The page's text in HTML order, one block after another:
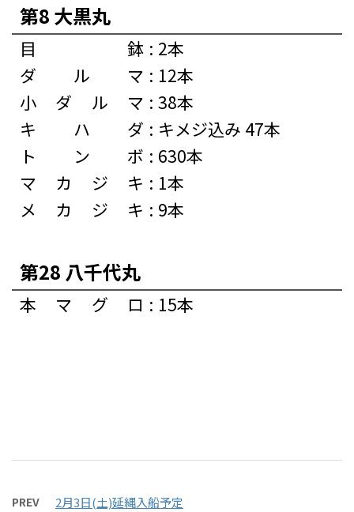
第8 大黒丸
目鉢 : 2本
ダルマ : 12本
小ダルマ : 38本
キハダ : キメジ込み 47本
トンボ : 630本
マカジキ : 1本
メカジキ : 9本
第28 八千代丸
本マグロ : 15本
PREV 2月3日(土)延縄入船予定